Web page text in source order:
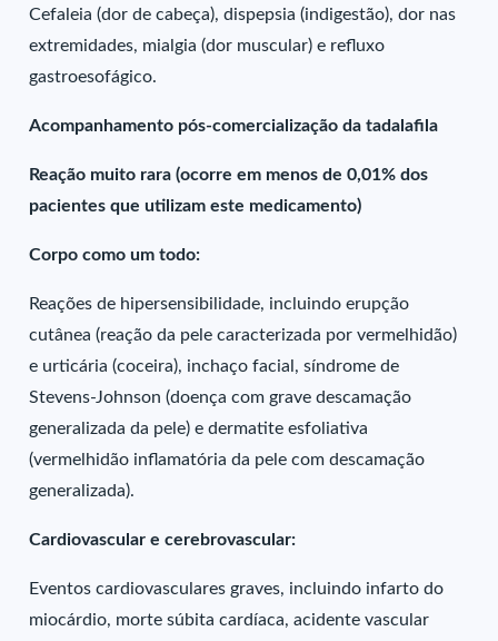
Cefaleia (dor de cabeça), dispepsia (indigestão), dor nas
extremidades, mialgia (dor muscular) e refluxo
gastroesofágico.
Acompanhamento pós-comercialização da tadalafila
Reação muito rara (ocorre em menos de 0,01% dos
pacientes que utilizam este medicamento)
Corpo como um todo:
Reações de hipersensibilidade, incluindo erupção
cutânea (reação da pele caracterizada por vermelhidão)
e urticária (coceira), inchaço facial, síndrome de
Stevens-Johnson (doença com grave descamação
generalizada da pele) e dermatite esfoliativa
(vermelhidão inflamatória da pele com descamação
generalizada).
Cardiovascular e cerebrovascular:
Eventos cardiovasculares graves, incluindo infarto do
miocárdio, morte súbita cardíaca, acidente vascular